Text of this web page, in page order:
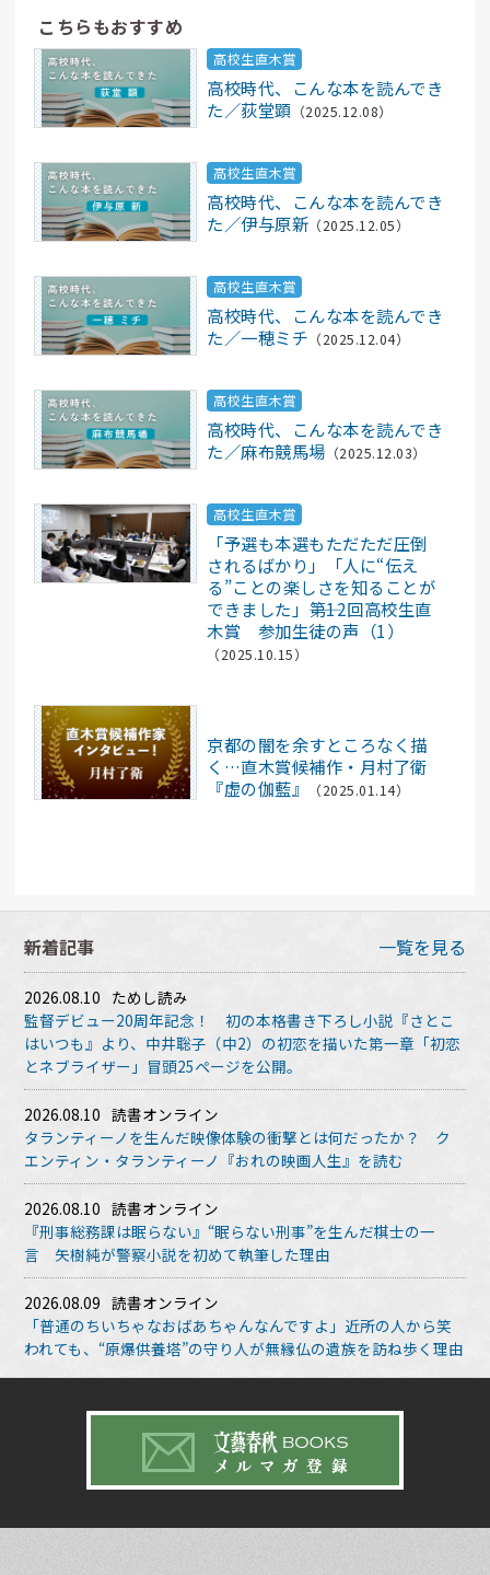
こちらもおすすめ
高校生直木賞
高校時代、こんな本を読んでき
た／荻堂顕 （2025.12.08）
高校生直木賞
高校時代、こんな本を読んでき
た／伊与原新 （2025.12.05）
高校生直木賞
高校時代、こんな本を読んでき
た／一穂ミチ （2025.12.04）
高校生直木賞
高校時代、こんな本を読んでき
た／麻布競馬場 （2025.12.03）
高校生直木賞
「予選も本選もただただ圧倒
されるばかり」「人に“伝え
る”ことの楽しさを知ることが
できました」――第12回高校生直
木賞 参加生徒の声（1）
（2025.10.15）
京都の闇を余すところなく描
く…直木賞候補作・月村了衛
『虚の伽藍』
（2025.01.14）
新着記事 一覧を見る
2026.08.10 ためし読み
監督デビュー20周年記念！ 初の本格書き下ろし小説『さとこ
はいつも』より、中井聡子（中2）の初恋を描いた第一章「初恋
とネブライザー」冒頭25ページを公開。
2026.08.10 読書オンライン
タランティーノを生んだ映像体験の衝撃とは何だったか？ ク
エンティン・タランティーノ『おれの映画人生』を読む
2026.08.10 読書オンライン
『刑事総務課は眠らない』“眠らない刑事”を生んだ棋士の一
言 矢樹純が警察小説を初めて執筆した理由
2026.08.09 読書オンライン
「普通のちいちゃなおばあちゃんなんですよ」近所の人から笑
われても、“原爆供養塔”の守り人が無縁仏の遺族を訪ね歩く理由